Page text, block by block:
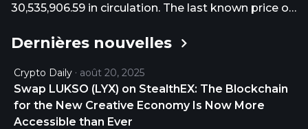
30,535,906.59 in circulation. The last known price of
the last 24 hours. It is currently trading on 18 active
hours. More information can be found at
https://lukso.network/.
Dernières nouvelles
Crypto Daily août 20, 2025
Swap LUKSO (LYX) on StealthEX: The Blockchain
for the New Creative Economy Is Now More
Accessible than Ever